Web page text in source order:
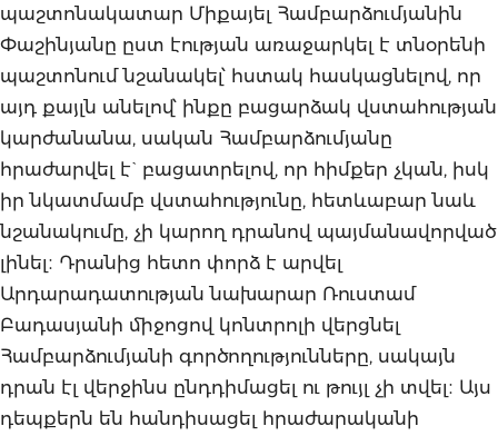
պաշտոնակատար Միքայել Համբարձումյանին
Փաշինյանը ըստ էության առաջարկել է տնօրենի
պաշտոնում նշանակել՝ հստակ հասկացնելով, որ
այդ քայլն անելով՝ ինքը բացարձակ վստահության
կարժանանա, սական Համբարձումյանը
հրաժարվել է` բացատրելով, որ հիմքեր չկան, իսկ
իր նկատմամբ վստահությունը, հետևաբար նաև
նշանակումը, չի կարող դրանով պայմանավորված
լինել։ Դրանից հետո փորձ է արվել
Արդարադատության նախարար Ռուստամ
Բադասյանի միջոցով կոնտրոլի վերցնել
Համբարձումյանի գործողությունները, սակայն
դրան էլ վերջինս ընդդիմացել ու թույլ չի տվել։ Այս
դեպքերն են հանդիսացել հրաժարականի